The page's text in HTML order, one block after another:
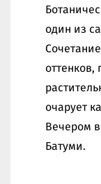
один из
очарует
Вечером
Батуми.